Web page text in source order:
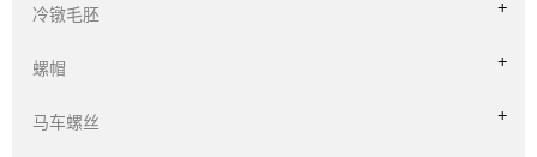
冷镦毛胚
螺帽
马车螺丝